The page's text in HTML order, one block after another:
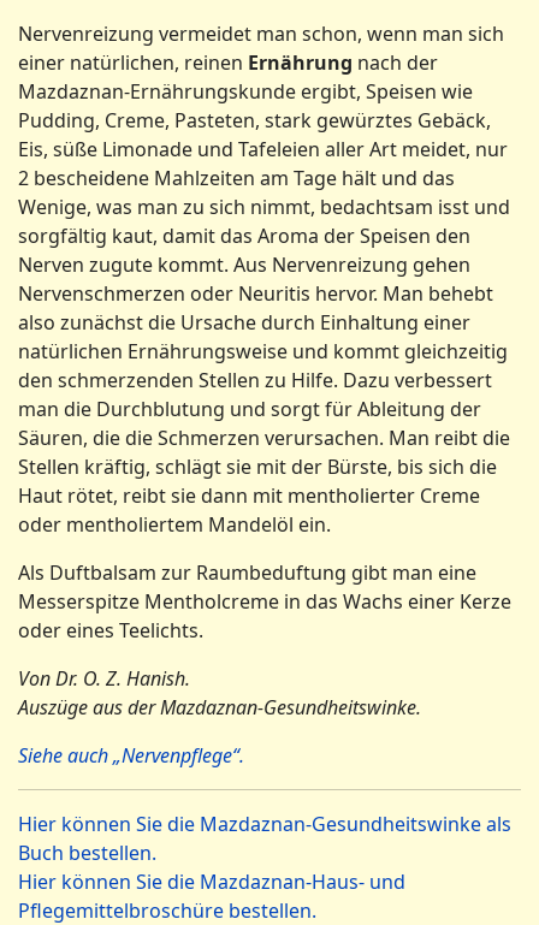
Nervenreizung vermeidet man schon, wenn man sich
einer natürlichen, reinen Ernährung nach der
Mazdaznan-Ernährungskunde ergibt, Speisen wie
Pudding, Creme, Pasteten, stark gewürztes Gebäck,
Eis, süße Limonade und Tafeleien aller Art meidet, nur
2 bescheidene Mahlzeiten am Tage hält und das
Wenige, was man zu sich nimmt, bedachtsam isst und
sorgfältig kaut, damit das Aroma der Speisen den
Nerven zugute kommt. Aus Nervenreizung gehen
Nervenschmerzen oder Neuritis hervor. Man behebt
also zunächst die Ursache durch Einhaltung einer
natürlichen Ernährungsweise und kommt gleichzeitig
den schmerzenden Stellen zu Hilfe. Dazu verbessert
man die Durchblutung und sorgt für Ableitung der
Säuren, die die Schmerzen verursachen. Man reibt die
Stellen kräftig, schlägt sie mit der Bürste, bis sich die
Haut rötet, reibt sie dann mit mentholierter Creme
oder mentholiertem Mandelöl ein.
Als Duftbalsam zur Raumbeduftung gibt man eine
Messerspitze Mentholcreme in das Wachs einer Kerze
oder eines Teelichts.
Von Dr. O. Z. Hanish.
Auszüge aus der Mazdaznan-Gesundheitswinke.
Siehe auch „Nervenpflege“.
Hier können Sie die Mazdaznan-Gesundheitswinke als
Buch bestellen.
Hier können Sie die Mazdaznan-Haus- und
Pflegemittelbroschüre bestellen.